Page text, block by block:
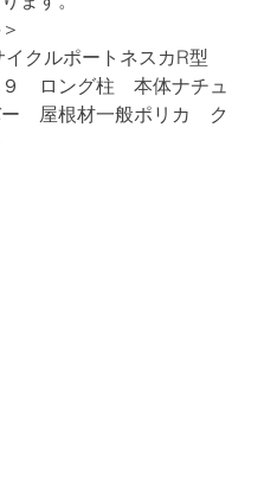
イクルポートネスカR型
９　ロング柱　本体ナチュ
　屋根材一般ポリカ　ク